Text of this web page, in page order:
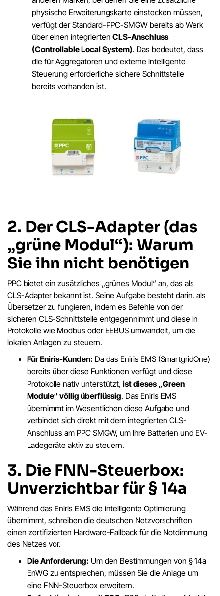
physische Erweiterungskarte einstecken müssen,
verfügt der Standard-PPC-SMGW bereits ab Werk
über einen integrierten CLS-Anschluss
(Controllable Local System). Das bedeutet, dass
die für Aggregatoren und externe intelligente
Steuerung erforderliche sichere Schnittstelle
bereits vorhanden ist.
2. Der CLS-Adapter (das
„grüne Modul“): Warum
Sie ihn nicht benötigen
PPC bietet ein zusätzliches „grünes Modul“ an, das als
CLS-Adapter bekannt ist. Seine Aufgabe besteht darin, als
Übersetzer zu fungieren, indem es Befehle von der
sicheren CLS-Schnittstelle entgegennimmt und diese in
Protokolle wie Modbus oder EEBUS umwandelt, um die
lokalen Anlagen zu steuern.
Für Eniris-Kunden: Da das Eniris EMS (SmartgridOne)
bereits über diese Funktionen verfügt und diese
Protokolle nativ unterstützt, ist dieses „Green
Module“ völlig überflüssig. Das Eniris EMS
übernimmt im Wesentlichen diese Aufgabe und
verbindet sich direkt mit dem integrierten CLS-
Anschluss am PPC SMGW, um Ihre Batterien und EV-
Ladegeräte aktiv zu steuern.
3. Die FNN-Steuerbox:
Unverzichtbar für § 14a
Während das Eniris EMS die intelligente Optimierung
übernimmt, schreiben die deutschen Netzvorschriften
einen zertifizierten Hardware-Fallback für die Notdimmung
des Netzes vor.
Die Anforderung: Um den Bestimmungen von § 14a
EnWG zu entsprechen, müssen Sie die Anlage um
eine FNN-Steuerbox erweitern.